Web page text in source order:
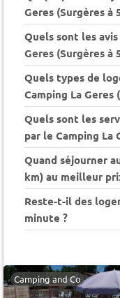
Geres (Surgères à
Quels sont les
Geres (Surgères à
Quels types de
Camping La Geres
Quels sont les
par le Camping La
Quand séjourner
km) au meilleur
Reste-t-il des
minute ?
Camping and Co